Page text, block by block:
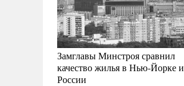
Замглавы Минстроя сравнил
качество жилья в Нью-Йорке и
России